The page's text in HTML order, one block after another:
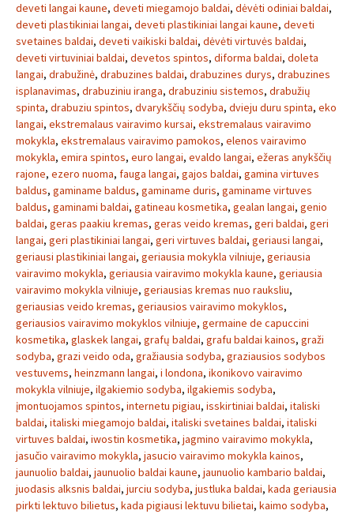
deveti langai kaune, deveti miegamojo baldai, dėvėti odiniai baldai,
deveti plastikiniai langai, deveti plastikiniai langai kaune, deveti
svetaines baldai, deveti vaikiski baldai, dėvėti virtuvės baldai,
deveti virtuviniai baldai, devetos spintos, diforma baldai, doleta
langai, drabužinė, drabuzines baldai, drabuzines durys, drabuzines
isplanavimas, drabuziniu iranga, drabuziniu sistemos, drabužių
spinta, drabuziu spintos, dvarykščių sodyba, dvieju duru spinta, eko
langai, ekstremalaus vairavimo kursai, ekstremalaus vairavimo
mokykla, ekstremalaus vairavimo pamokos, elenos vairavimo
mokykla, emira spintos, euro langai, evaldo langai, ežeras anykščių
rajone, ezero nuoma, fauga langai, gajos baldai, gamina virtuves
baldus, gaminame baldus, gaminame duris, gaminame virtuves
baldus, gaminami baldai, gatineau kosmetika, gealan langai, genio
baldai, geras paakiu kremas, geras veido kremas, geri baldai, geri
langai, geri plastikiniai langai, geri virtuves baldai, geriausi langai,
geriausi plastikiniai langai, geriausia mokykla vilniuje, geriausia
vairavimo mokykla, geriausia vairavimo mokykla kaune, geriausia
vairavimo mokykla vilniuje, geriausias kremas nuo rauksliu,
geriausias veido kremas, geriausios vairavimo mokyklos,
geriausios vairavimo mokyklos vilniuje, germaine de capuccini
kosmetika, glaskek langai, grafų baldai, grafu baldai kainos, graži
sodyba, grazi veido oda, gražiausia sodyba, graziausios sodybos
vestuvems, heinzmann langai, i londona, ikonikovo vairavimo
mokykla vilniuje, ilgakiemio sodyba, ilgakiemis sodyba,
įmontuojamos spintos, internetu pigiau, isskirtiniai baldai, italiski
baldai, italiski miegamojo baldai, italiski svetaines baldai, italiski
virtuves baldai, iwostin kosmetika, jagmino vairavimo mokykla,
jasučio vairavimo mokykla, jasucio vairavimo mokykla kainos,
jaunuolio baldai, jaunuolio baldai kaune, jaunuolio kambario baldai,
juodasis alksnis baldai, jurciu sodyba, justluka baldai, kada geriausia
pirkti lektuvo bilietus, kada pigiausi lektuvu bilietai, kaimo sodyba,